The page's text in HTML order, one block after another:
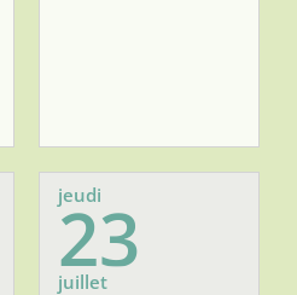
jeudi
23
juillet